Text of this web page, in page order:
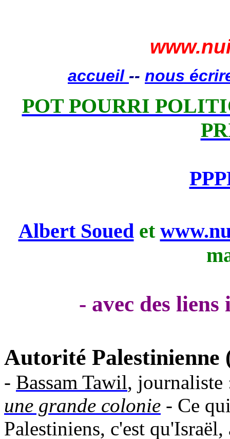
accueil -- nous
POT POURRI
Albert Souedet
- avec des
Autorité Palestinienne
- Bassam Tawil,
une grande colonie - Ce
Palestiniens, c'est